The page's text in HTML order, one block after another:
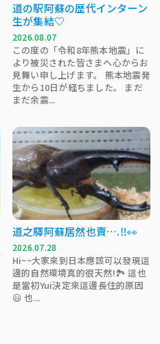
道の駅阿蘇の歴代インターン
生が集結♡
2026.08.07
この度の「令和8年熊本地震」に
より被災された皆さまへ心からお
見舞い申し上げます。 熊本地震発
生から10日が経ちました。 まだ
まだ余震...
道之驛阿蘇居然也賣….‼️👀
2026.07.28
Hi~~大家來到日本應該可以發現這
邊的自然環境真的很天然!🏞 這也
是當初Yui決定來這邊長住的原因
😃 也...